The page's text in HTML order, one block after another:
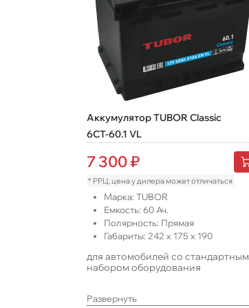
Аккумулятор TUBOR Classic
6СТ-60.1 VL
7 300₽
* РРЦ, цена у дилера может отличаться
Марка: TUBOR
Емкость: 60Ач.
Полярность: Прямая
Габариты: 242 x 175 x 190
для автомобилей со стандартным
набором оборудования
Развернуть